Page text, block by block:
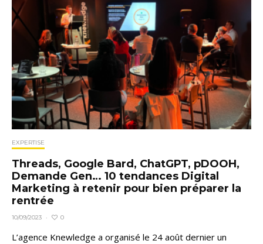
EXPERTISE
Threads, Google Bard, ChatGPT, pDOOH,
Demande Gen… 10 tendances Digital
Marketing à retenir pour bien préparer la
rentrée
10/09/2023 · 0
L’agence Knewledge a organisé le 24 août dernier un